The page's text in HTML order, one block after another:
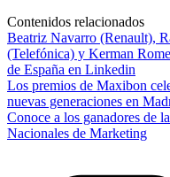
Contenidos relacionados
Beatriz Navarro (Renault),
(Telefónica) y Kerman
de España en Linkedin
Los premios de Maxibon
nuevas generaciones en
Conoce a los ganadores de
Nacionales de Marketing